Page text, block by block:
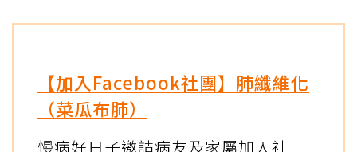
【加入Facebook社團】肺纖維化
（菜瓜布肺）
慢病好日子邀請病友及家屬加入社